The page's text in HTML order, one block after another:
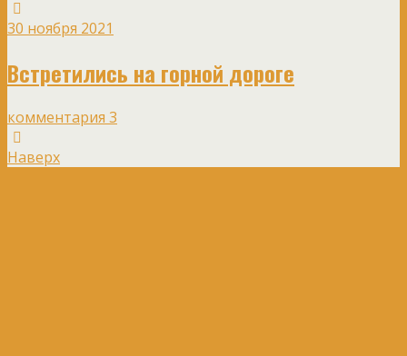
30 ноября 2021
Встретились на горной дороге
комментария 3
Наверх